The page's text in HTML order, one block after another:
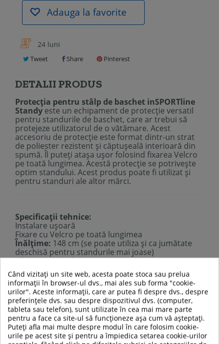
Adauga la favorite
24 luni
Tweet Share Pinterest
DETALII PRODUS
Protecția pentru stâlp de baschet inSPORTline
Standy este un echipament de protecție versatil
pentru standurile de baschet, care ar trebui să
protejeze utilizatorul de o vătămare. Acest
accesoriu de protecție este format dintr-un strat
de poliester rezistent și căptușeală interioară din
spumă. Îl puteți atașa ușor folosind fixarea Velcro
pe toată lungimea. Acestă protecție se potrivește
optim standului. Acest produs poate fi utilizat și
pentru standuri ale altor mărci.
Specificații tehnice:
Instalare ușoară
Fixare cu Velcro pe toată lungimea
Înălțime: 148 cm (se poate utiliza și ca jumătate
deschisă pentru standurile mai joase)
Lățime tapițerie:28.5 cm
Grosime tapițerie: 1.5 cm
Potrivit pentru diametrul barei max .:9 cm
Lățimea velcro:4 cm
Material:poliester, spumă de polietilenă
Greutate:200 g
TABEL DE DATE
Când vizitați un site web, acesta poate stoca sau prelua
informații în browser-ul dvs., mai ales sub forma "cookie-
urilor". Aceste informații, care ar putea fi despre dvs., despre
preferințele dvs. sau despre dispozitivul dvs. (computer,
tableta sau telefon), sunt utilizate în cea mai mare parte
pentru a face ca site-ul să funcționeze așa cum vă așteptați.
Puteți afla mai multe despre modul în care folosim cookie-
urile pe acest site și pentru a împiedica setarea cookie-urilor